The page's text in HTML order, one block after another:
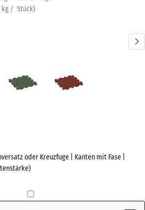
kg / Stück)
oder Kreuzfuge | Kanten mit Fase |